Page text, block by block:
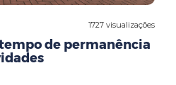
1727 visualizações
de permanência